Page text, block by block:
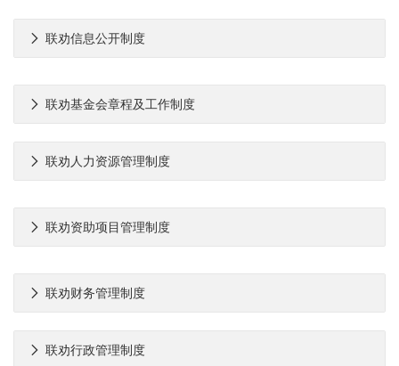
联劝信息公开制度

联劝基金会章程及工作制度

联劝人力资源管理制度

联劝资助项目管理制度

联劝财务管理制度

联劝行政管理制度
